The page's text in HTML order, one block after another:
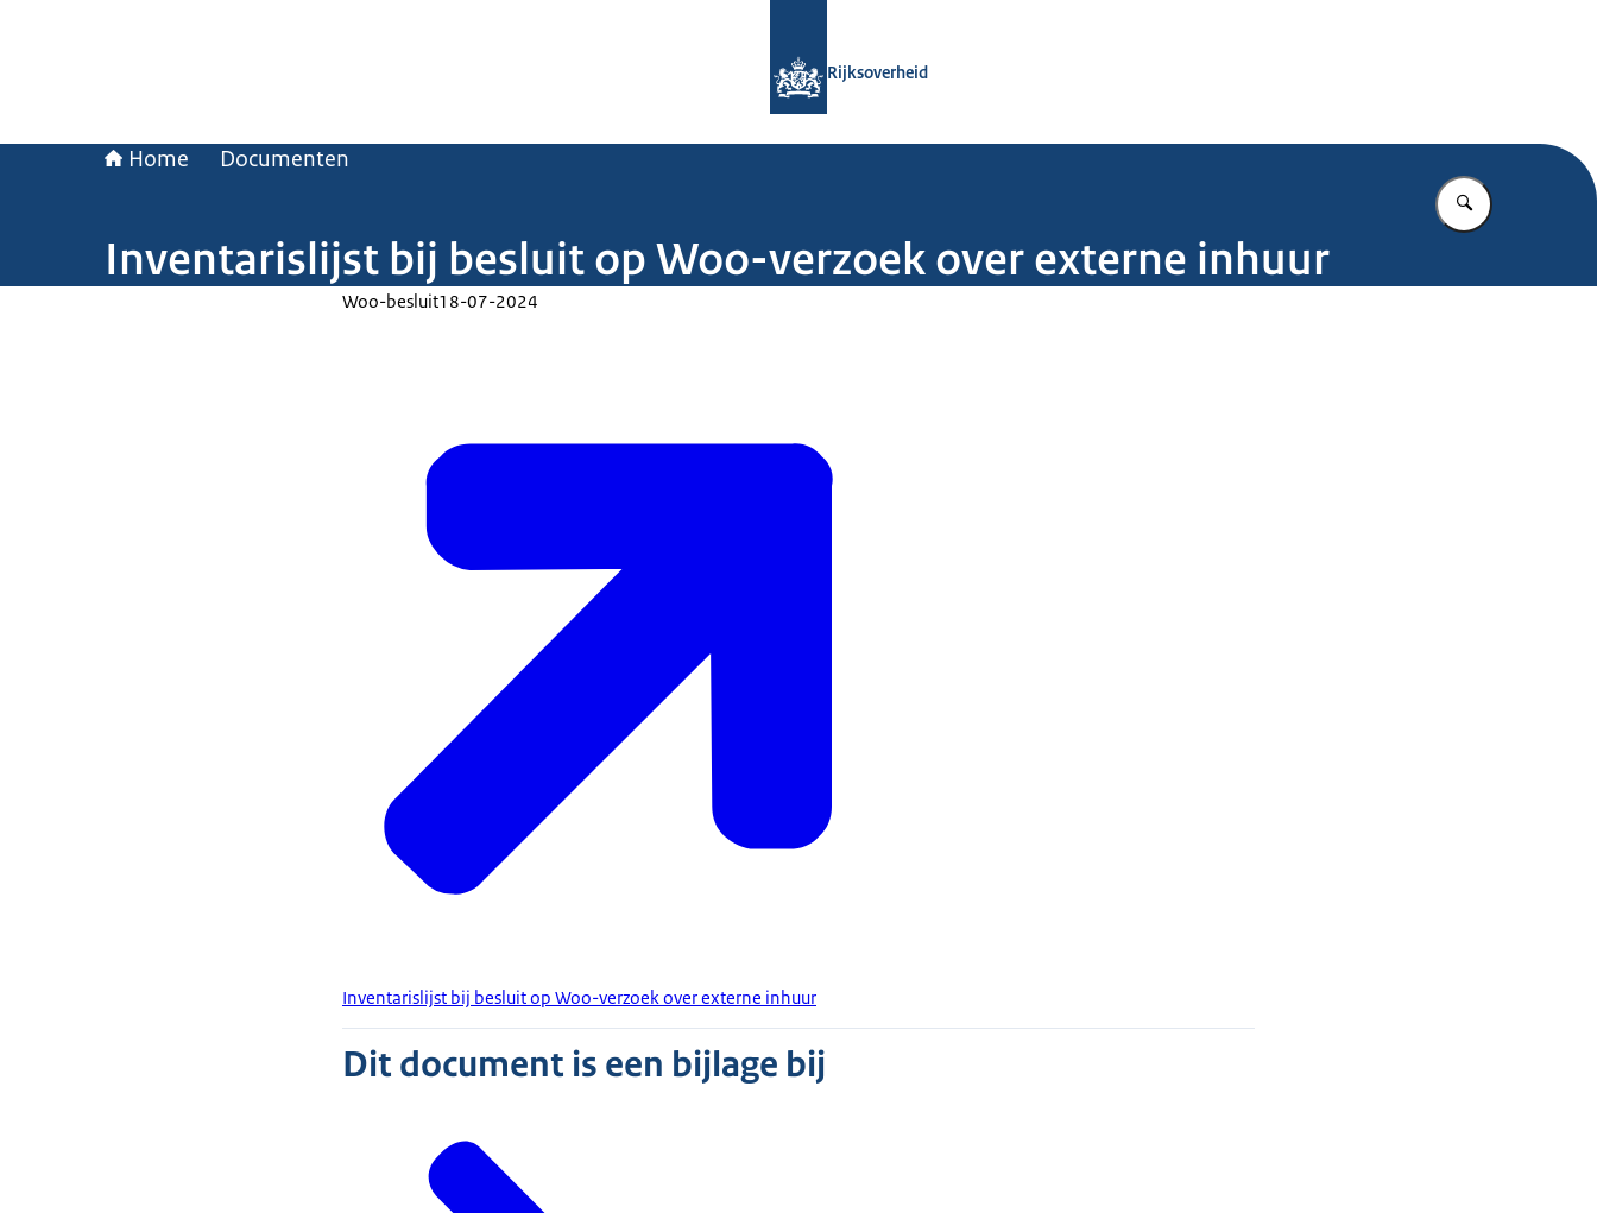
Rijksoverheid
Home Documenten
Vul in wat u
Inventarislijst bij besluit op Woo-verzoek over externe inhuur
Woo-besluit18-07-2024
Inventarislijst bij besluit op Woo-verzoek over externe inhuur
Dit document is een bijlage bij